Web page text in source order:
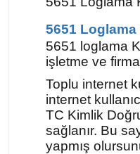
5651
5651 loglama
işletme ve
Toplu internet
internet
TC Kimlik
sağlanır. Bu
yapmış